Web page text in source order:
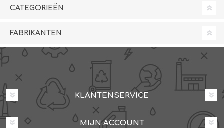
CATEGORIEËN
FABRIKANTEN
KLANTENSERVICE
MIJN ACCOUNT